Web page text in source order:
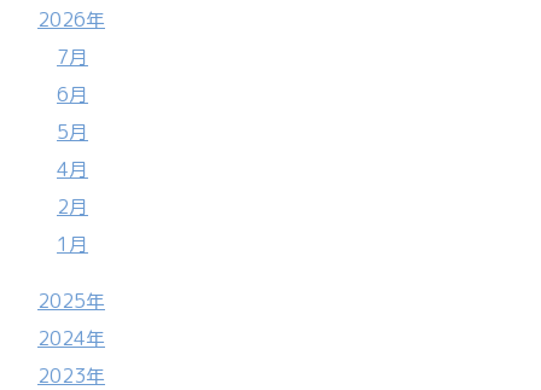
2026年
7月
6月
5月
4月
2月
1月
2025年
2024年
2023年